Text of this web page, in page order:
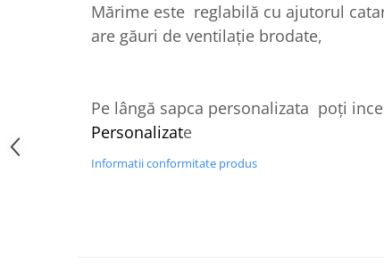
Mărime este reglabilă cu ajutorul
are găuri de ventilaţie brodate,
Pe lângă sapca personalizata poți
Personalizate
Informatii conformitate produs